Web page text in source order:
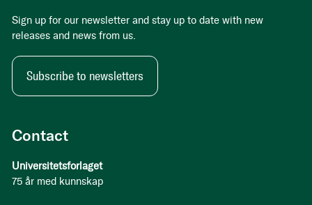
Contact
Universitetsforlaget
75 år med kunnskap
Sign up for our newsletter and stay up to date with new
releases and news from us.
Subscribe to newsletters